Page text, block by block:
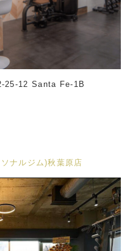
25-12 Santa Fe-1B
ナルジム)秋葉原店